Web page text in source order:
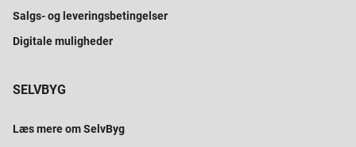
Salgs- og leveringsbetingelser
Digitale muligheder
SELVBYG
Læs mere om SelvByg